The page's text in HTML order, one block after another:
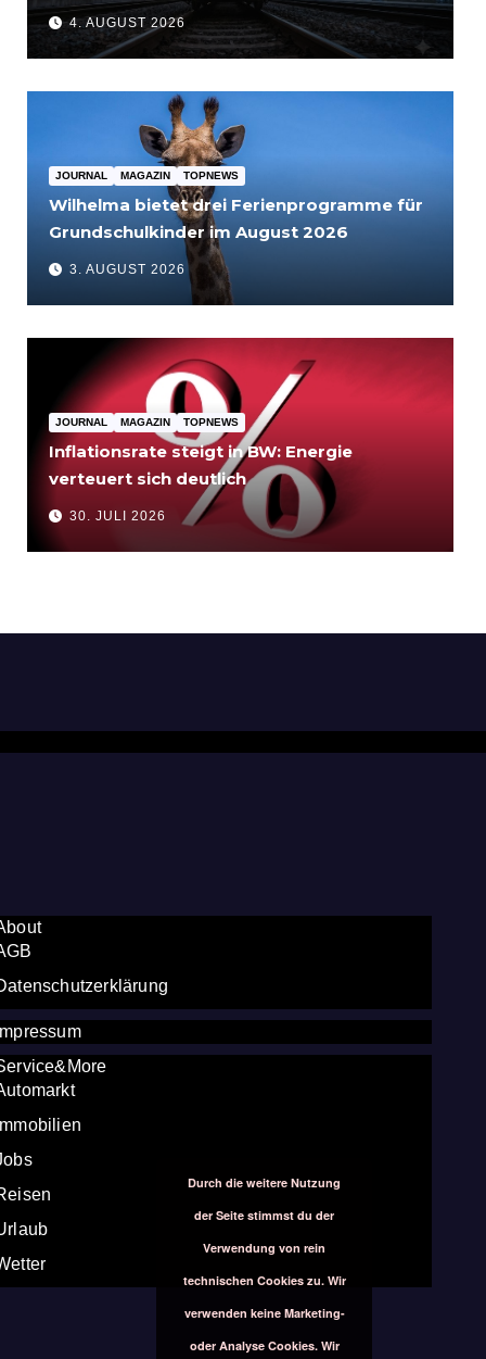
Fortschritte – Projekte abgeschlossen
4. AUGUST 2026
JOURNAL MAGAZIN TOPNEWS
Wilhelma bietet drei Ferienprogramme für
Grundschulkinder im August 2026
3. AUGUST 2026
JOURNAL MAGAZIN TOPNEWS
Inflationsrate steigt in BW: Energie
verteuert sich deutlich
30. JULI 2026
Durch die weitere Nutzung
der Seite stimmst du der
Verwendung von rein
technischen Cookies zu. Wir
verwenden keine Marketing-
oder Analyse Cookies. Wir